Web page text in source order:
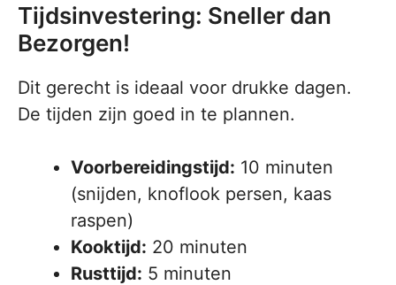
Tijdsinvestering: Sneller dan
Bezorgen!
Dit gerecht is ideaal voor drukke dagen.
De tijden zijn goed in te plannen.
Voorbereidingstijd: 10 minuten
(snijden, knoflook persen, kaas
raspen)
Kooktijd: 20 minuten
Rusttijd: 5 minuten